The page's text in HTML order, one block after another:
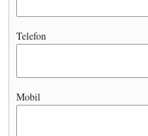
Telefon
Mobil